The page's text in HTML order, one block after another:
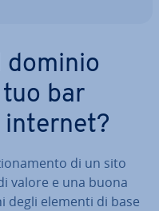
dominio
bar
internet?
di un sito
valore e una buona
degli elementi di base